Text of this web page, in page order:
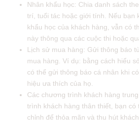
Nhân khẩu học: Chia danh sách
trí, tuổi tác hoặc giới tính. Nếu bạn
khẩu học của khách hàng, vẫn có
này thông qua các cuộc thi hoặc
Lịch sử mua hàng: Gửi thông báo
mua hàng. Ví dụ: bằng cách hiểu
có thể gửi thông báo cá nhân khi
hiệu ưa thích của họ.
Các chương trình khách hàng
trình khách hàng thân thiết, bạn có
chỉnh để thỏa mãn và thu hút